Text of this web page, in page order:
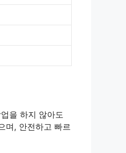
을 하지 않아도
며, 안전하고 빠르